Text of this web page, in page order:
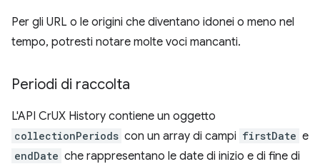
Per gli URL o le origini che diventano idonei o meno nel
tempo, potresti notare molte voci mancanti.
Periodi di raccolta
L'API CrUX History contiene un oggetto
collectionPeriods con un array di campi firstDate e
endDate che rappresentano le date di inizio e di fine di